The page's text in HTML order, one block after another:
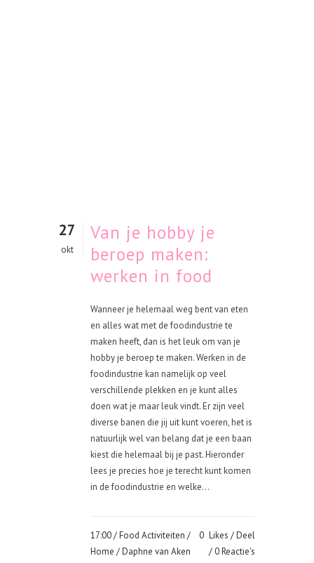
27
okt
Van je hobby je
beroep maken:
werken in food
Wanneer je helemaal weg bent van eten
en alles wat met de foodindustrie te
maken heeft, dan is het leuk om van je
hobby je beroep te maken. Werken in de
foodindustrie kan namelijk op veel
verschillende plekken en je kunt alles
doen wat je maar leuk vindt. Er zijn veel
diverse banen die jij uit kunt voeren, het is
natuurlijk wel van belang dat je een baan
kiest die helemaal bij je past. Hieronder
lees je precies hoe je terecht kunt komen
in de foodindustrie en welke...
17:00 /Food Activiteiten /
Home / Daphne van Aken
0 Likes
Deel
0 Reactie's